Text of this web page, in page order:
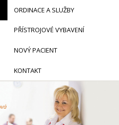
ORDINACE A SLUŽBY
PŘÍSTROJOVÉ VYBAVENÍ
NOVÝ PACIENT
KONTAKT